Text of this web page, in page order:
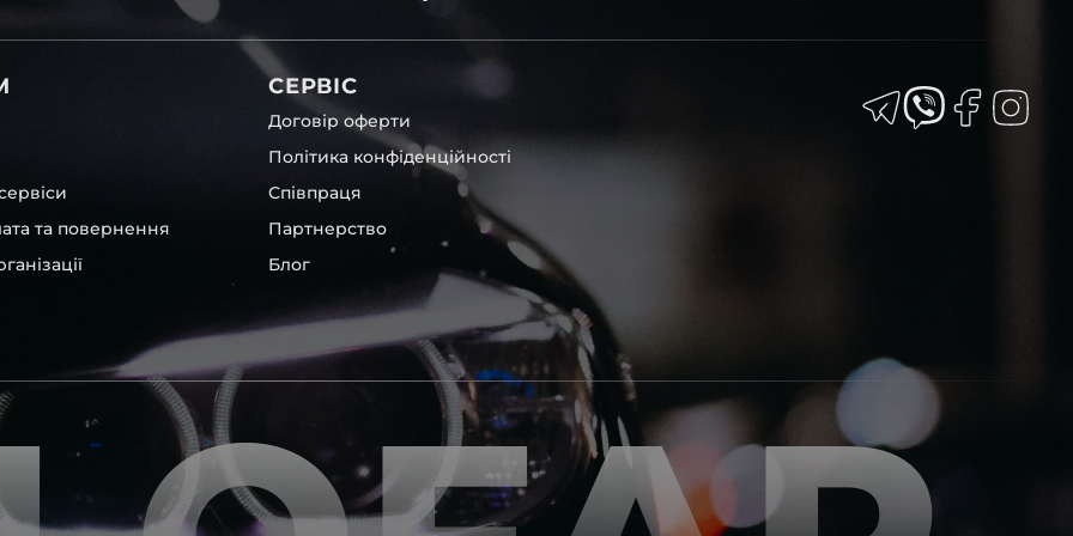
які будуть на 100 %
та унікальні.
офісі та оптовому
– на всіх
– для швидкої
будь-які
пару чи комплект.
перевіряють та
та повернення
СЕРВІС
Договір оферти
Політика конфіденційності
Співпраця
Партнерство
Блог